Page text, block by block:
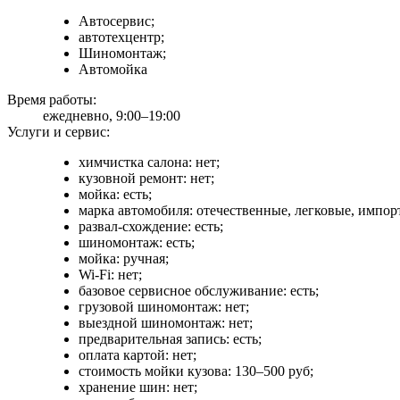
Автосервис;
автотехцентр;
Шиномонтаж;
Автомойка
Время работы:
ежедневно, 9:00–19:00
Услуги и сервис:
химчистка салона: нет;
кузовной ремонт: нет;
мойка: есть;
марка автомобиля: отечественные, легковые,
развал-схождение: есть;
шиномонтаж: есть;
мойка: ручная;
Wi-Fi: нет;
базовое сервисное обслуживание: есть;
грузовой шиномонтаж: нет;
выездной шиномонтаж: нет;
предварительная запись: есть;
оплата картой: нет;
стоимость мойки кузова: 130–500 руб;
хранение шин: нет;